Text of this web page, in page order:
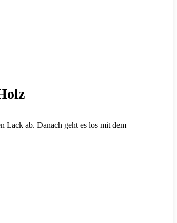
Lack ab. Danach geht es los mit dem